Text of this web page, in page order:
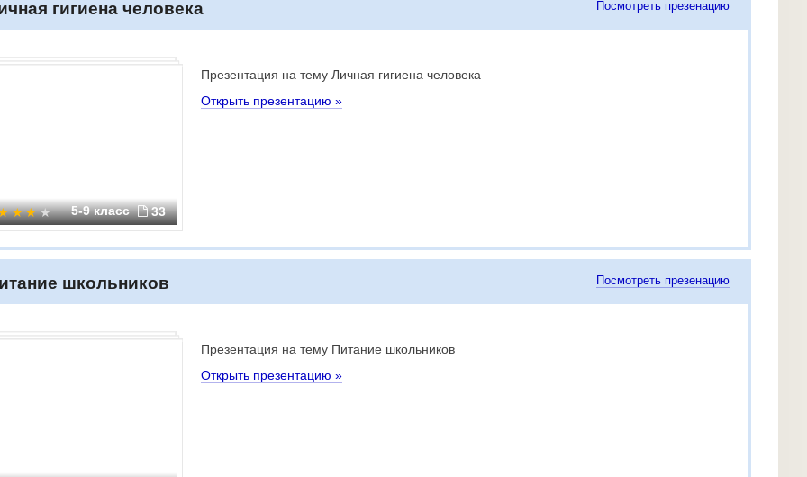
гигиена человека Посмотреть презенацию
5-9 класс 33
Презентация на тему Личная гигиена человека
Открыть презентацию »
школьников Посмотреть презенацию
Презентация на тему Питание школьников
Открыть презентацию »